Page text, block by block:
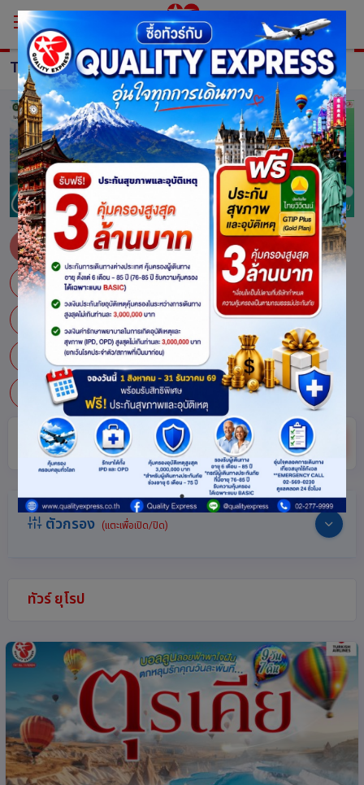
TOUR EUROPE
ทัวร์ ยุโรป โครเอเชีย นอร์เวย์ เนเธอร์แลนด์
เบลเยี่ยม เบลเยี่ยม-ลักเซมเบิร์ก-เยอรมนี-เนเธอร์แลนด์
เยอรมนี ลิทัวเนีย ลัตเวีย เอสโตเนีย ฟินแลนด์
สแกนดิเนเวีย สวิตเซอร์แลนด์ ออสเตรีย
ออสเตรีย-เยอรมนี-สวิตเซอร์แลนด์ อิตาลี ซ่อน
ค้นหา
ตัวกรอง (แตะเพื่อเปิด/ปิด)
ทัวร์ ยุโรป